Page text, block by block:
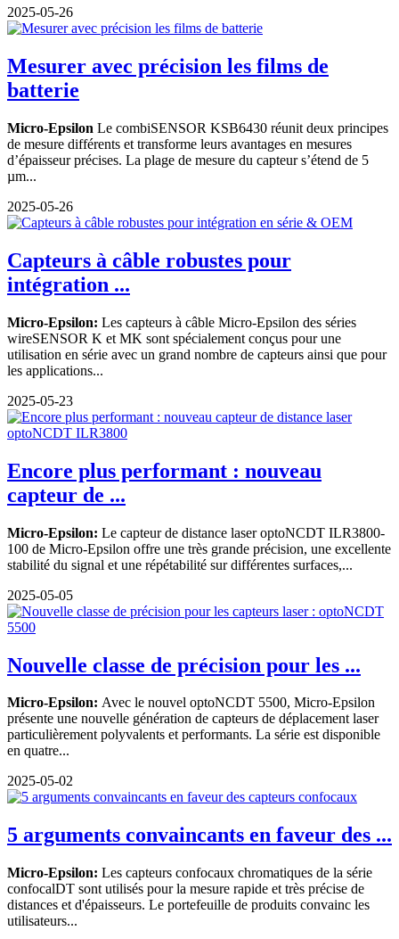
2025-05-26
Mesurer avec précision les films de
batterie
Micro-Epsilon Le combiSENSOR KSB6430 réunit deux principes
de mesure différents et transforme leurs avantages en mesures
d’épaisseur précises. La plage de mesure du capteur s’étend de 5
µm...
2025-05-26
Capteurs à câble robustes pour
intégration ...
Micro-Epsilon: Les capteurs à câble Micro-Epsilon des séries
wireSENSOR K et MK sont spécialement conçus pour une
utilisation en série avec un grand nombre de capteurs ainsi que pour
les applications...
2025-05-23
Encore plus performant : nouveau
capteur de ...
Micro-Epsilon: Le capteur de distance laser optoNCDT ILR3800-
100 de Micro-Epsilon offre une très grande précision, une excellente
stabilité du signal et une répétabilité sur différentes surfaces,...
2025-05-05
Nouvelle classe de précision pour les ...
Micro-Epsilon: Avec le nouvel optoNCDT 5500, Micro-Epsilon
présente une nouvelle génération de capteurs de déplacement laser
particulièrement polyvalents et performants. La série est disponible
en quatre...
2025-05-02
5 arguments convaincants en faveur des ...
Micro-Epsilon: Les capteurs confocaux chromatiques de la série
confocalDT sont utilisés pour la mesure rapide et très précise de
distances et d'épaisseurs. Le portefeuille de produits convainc les
utilisateurs...